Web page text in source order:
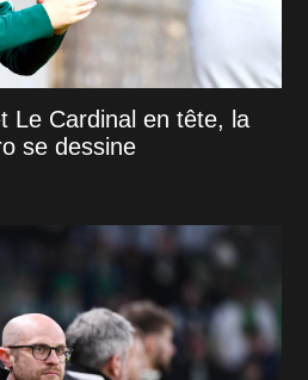
Le Cardinal en tête, la
se dessine